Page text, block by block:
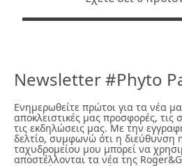
Newsletter #Phyto
Ενημερωθείτε πρώτοι για τα νέα
αποκλειστικές μας προσφορές, τις
τις εκδηλώσεις μας. Με την
δελτίο, συμφωνώ ότι η διεύθυνση
ταχυδρομείου μου μπορεί να
αποστέλλονται τα νέα της